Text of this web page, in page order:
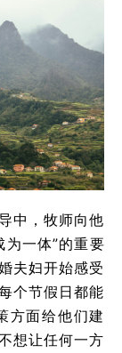
德语
阿拉伯语
柬埔寨语
中，牧师向他
为一体”的重要
夫妇开始感受
个节假日都能
方面给他们建
想让任何一方